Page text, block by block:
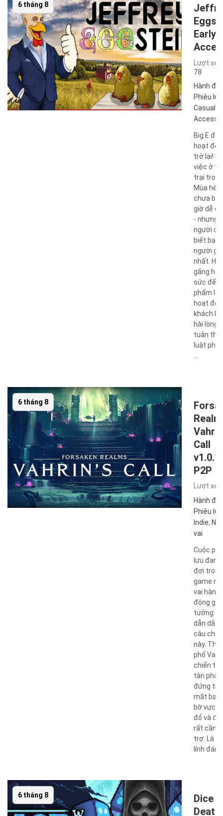
6 tháng 8
Early
Lượt
78
Hành
Phiêu lưu
Casual
Access
Big E đã
hoạt
trở lại!
việc ở
trại trong
Mùa hè
chưa bao
giờ dễ
- nhưng
người
biết bạn
người
nhất.
gắng hết
sức để
phẩm
hoạt
khách
hài lòng
tuân thủ
luật
...
6 tháng 8
Call
P2P
Lượt
Hành
Phiêu lưu
Indie,
vai
Cuộc
lưu
đợi trong
game
vai hành
động giả
tưởng
dẫn dắt
câu
này.
phố
chiến
tàn phá
đứng
mặt bạn
bờ vực
đổ và
rất cần
trợ. Là
lính đánh
6 tháng 8
Dice
Death